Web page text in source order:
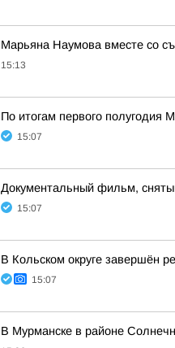
Марьяна Наумова вместе со
15:13
По итогам первого полугодия
15:07
Документальный фильм,
15:07
В Кольском округе завершён
15:07
В Мурманске в районе